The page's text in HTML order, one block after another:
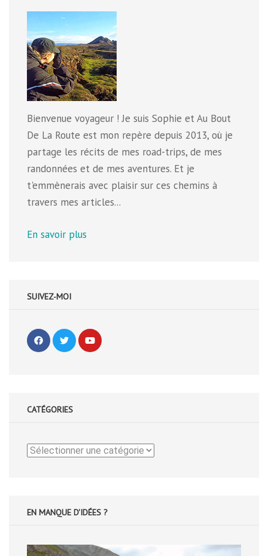
Bienvenue voyageur ! Je suis Sophie et Au Bout
De La Route est mon repère depuis 2013, où je
partage les récits de mes road-trips, de mes
randonnées et de mes aventures. Et je
t'emmènerais avec plaisir sur ces chemins à
travers mes articles...
En savoir plus
SUIVEZ-MOI
CATÉGORIES
Catégories
EN MANQUE D'IDÉES ?